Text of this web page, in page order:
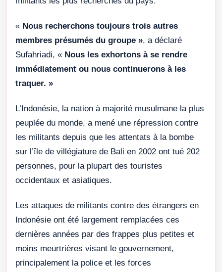
« Nous recherchons toujours trois autres
membres présumés du groupe », a déclaré
Sufahriadi, « Nous les exhortons à se rendre
immédiatement ou nous continuerons à les
traquer. »
L’Indonésie, la nation à majorité musulmane la plus
peuplée du monde, a mené une répression contre
les militants depuis que les attentats à la bombe
sur l’île de villégiature de Bali en 2002 ont tué 202
personnes, pour la plupart des touristes
occidentaux et asiatiques.
Les attaques de militants contre des étrangers en
Indonésie ont été largement remplacées ces
dernières années par des frappes plus petites et
moins meurtrières visant le gouvernement,
principalement la police et les forces